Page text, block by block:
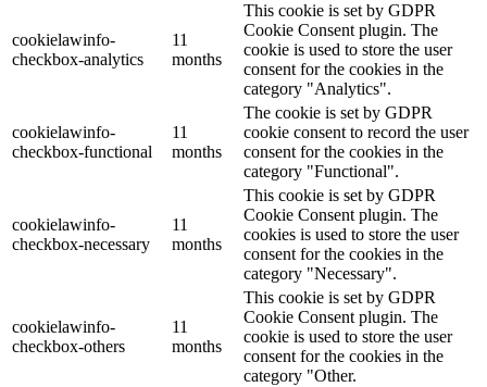
cookielawinfo-
checkbox-analytics
11
months
This cookie is set by GDPR
Cookie Consent plugin. The
cookie is used to store the user
consent for the cookies in the
category "Analytics".
cookielawinfo-
checkbox-functional
11
months
The cookie is set by GDPR
cookie consent to record the user
consent for the cookies in the
category "Functional".
cookielawinfo-
checkbox-necessary
11
months
This cookie is set by GDPR
Cookie Consent plugin. The
cookies is used to store the user
consent for the cookies in the
category "Necessary".
cookielawinfo-
checkbox-others
11
months
This cookie is set by GDPR
Cookie Consent plugin. The
cookie is used to store the user
consent for the cookies in the
category "Other.